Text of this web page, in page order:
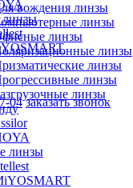
вождения линзы
линзы
линзы
линзы
линзы
линзы
линзы
линзы
линзы
04 заказать звонок